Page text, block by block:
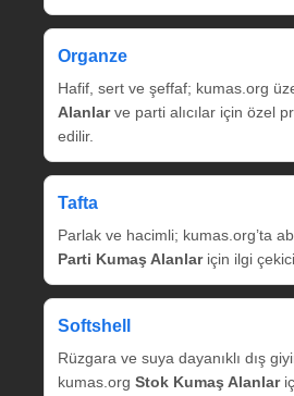
Organze
Hafif, sert ve şeffaf; kumas.org
Alanlarve parti alıcılar için özel
edilir.
Tafta
Parlak ve hacimli; kumas.org’ta
Parti Kumaş Alanlariçin ilgi
Softshell
Rüzgara ve suya dayanıklı dış
kumas.org Stok Kumaş Alanlar